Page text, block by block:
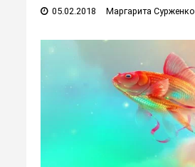
05.02.2018 Маргарита Сурженко